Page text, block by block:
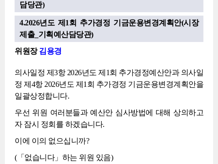
담당관)
4.2026년도 제1회 추가경정 기금운용변경계획안(시장
제출_기획예산담당관)
위원장김용경
의사일정 제3항 2026년도 제1회 추가경정예산안과 의사일
정 제4항 2026년도 제1회 추가경정 기금운용변경계획안을
일괄상정합니다.
우선 위원 여러분들과 예산안 심사방법에 대해 상의하고
자 잠시 정회를 하겠습니다.
이에 이의 없으십니까?
(「없습니다」하는 위원 있음)